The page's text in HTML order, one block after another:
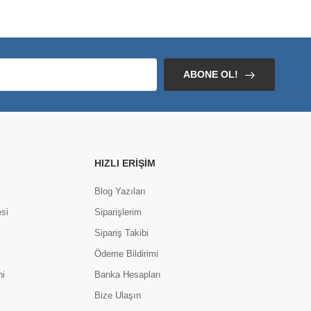
ABONE OL!
HIZLI ERIŞIM
Blog Yazıları
Siparişlerim
Sipariş Takibi
Ödeme Bildirimi
Banka Hesapları
Bize Ulaşın